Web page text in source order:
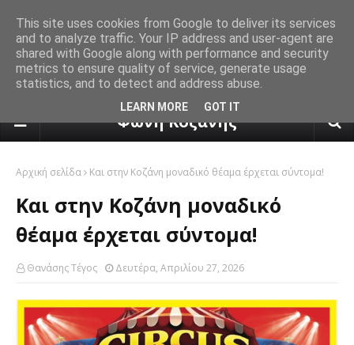
πρόγνωση καιρού από το
Φωνή Κοζάνης
Αρχική σελίδα Και στην Κοζάνη μοναδικό θέαμα έρχεται σύντομα!
Και στην Κοζάνη μοναδικό
θέαμα έρχεται σύντομα!
Θανάσης Τέγος Δευτέρα, Απριλίου 27, 2026
This site uses cookies from Google to deliver its services
and to analyze traffic. Your IP address and user-agent are
shared with Google along with performance and security
metrics to ensure quality of service, generate usage
statistics, and to detect and address abuse.
LEARN MORE GOT IT